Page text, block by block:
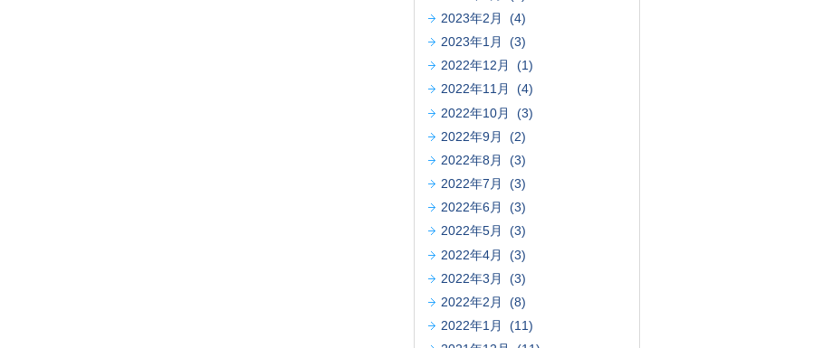
2023年2月 (4)
2023年1月 (3)
2022年12月 (1)
2022年11月 (4)
2022年10月 (3)
2022年9月 (2)
2022年8月 (3)
2022年7月 (3)
2022年6月 (3)
2022年5月 (3)
2022年4月 (3)
2022年3月 (3)
2022年2月 (8)
2022年1月 (11)